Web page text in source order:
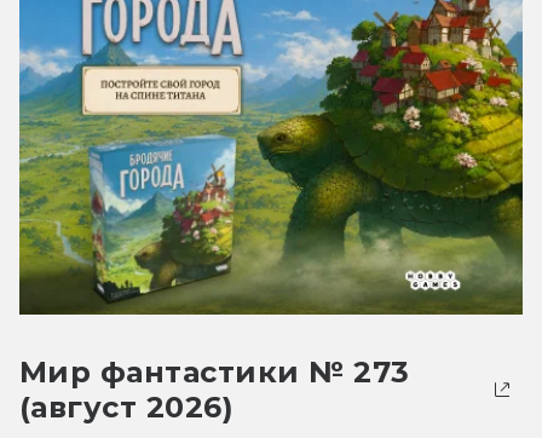
Мир фантастики № 273
(август 2026)